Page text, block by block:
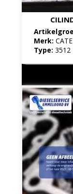
Merk:
Type: 3512